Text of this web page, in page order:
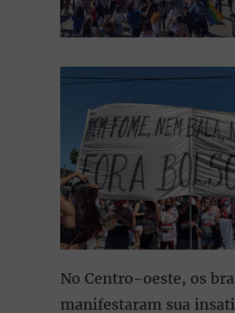
No Centro-oeste, os
manifestaram sua